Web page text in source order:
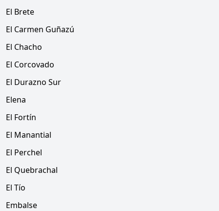
El Brete
El Carmen Guñazú
El Chacho
El Corcovado
El Durazno Sur
Elena
El Fortín
El Manantial
El Perchel
El Quebrachal
El Tío
Embalse